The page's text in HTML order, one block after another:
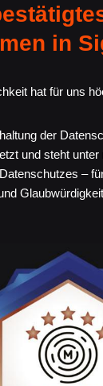
in
hat für uns
der
und steht unter
–